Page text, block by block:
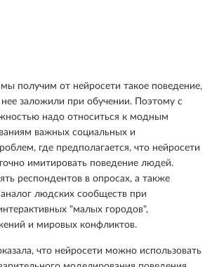
получим от нейросети такое поведение,
заложили при обучении. Поэтому с
надо относиться к модным
важных социальных и
где предполагается, что нейросети
имитировать поведение людей.
респондентов в опросах, а также
людских сообществ при
"малых городов",
и мировых конфликтов.
что нейросети можно использовать